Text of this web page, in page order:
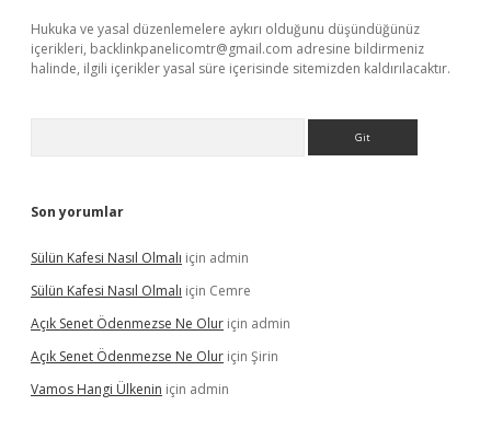
Hukuka ve yasal düzenlemelere aykırı olduğunu düşündüğünüz
içerikleri, backlinkpanelicomtr@gmail.com adresine bildirmeniz
halinde, ilgili içerikler yasal süre içerisinde sitemizden kaldırılacaktır.
Son yorumlar
Sülün Kafesi Nasıl Olmalı için admin
Sülün Kafesi Nasıl Olmalı için Cemre
Açık Senet Ödenmezse Ne Olur için admin
Açık Senet Ödenmezse Ne Olur için Şirin
Vamos Hangi Ülkenin için admin